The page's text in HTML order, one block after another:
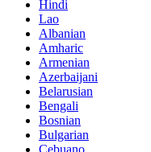
Hindi
Lao
Albanian
Amharic
Armenian
Azerbaijani
Belarusian
Bengali
Bosnian
Bulgarian
Cebuano